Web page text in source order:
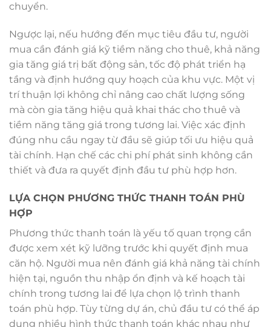
chuyển.
Ngược lại, nếu hướng đến mục tiêu đầu tư, người
mua cần đánh giá kỹ tiềm năng cho thuê, khả năng
gia tăng giá trị bất động sản, tốc độ phát triển hạ
tầng và định hướng quy hoạch của khu vực. Một vị
trí thuận lợi không chỉ nâng cao chất lượng sống
mà còn gia tăng hiệu quả khai thác cho thuê và
tiềm năng tăng giá trong tương lai. Việc xác định
đúng nhu cầu ngay từ đầu sẽ giúp tối ưu hiệu quả
tài chính. Hạn chế các chi phí phát sinh không cần
thiết và đưa ra quyết định đầu tư phù hợp hơn.
LỰA CHỌN PHƯƠNG THỨC THANH TOÁN PHÙ
HỢP
Phương thức thanh toán là yếu tố quan trọng cần
được xem xét kỹ lưỡng trước khi quyết định mua
căn hộ. Người mua nên đánh giá khả năng tài chính
hiện tại, nguồn thu nhập ổn định và kế hoạch tài
chính trong tương lai để lựa chọn lộ trình thanh
toán phù hợp. Tùy từng dự án, chủ đầu tư có thể áp
dụng nhiều hình thức thanh toán khác nhau như